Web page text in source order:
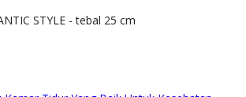
STYLE - tebal 25 cm